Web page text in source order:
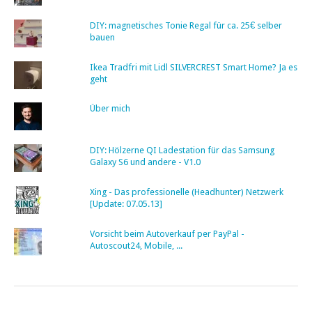
DIY: magnetisches Tonie Regal für ca. 25€ selber
bauen
Ikea Tradfri mit Lidl SILVERCREST Smart Home? Ja es
geht
Über mich
DIY: Hölzerne QI Ladestation für das Samsung
Galaxy S6 und andere - V1.0
Xing - Das professionelle (Headhunter) Netzwerk
[Update: 07.05.13]
Vorsicht beim Autoverkauf per PayPal -
Autoscout24, Mobile, ...